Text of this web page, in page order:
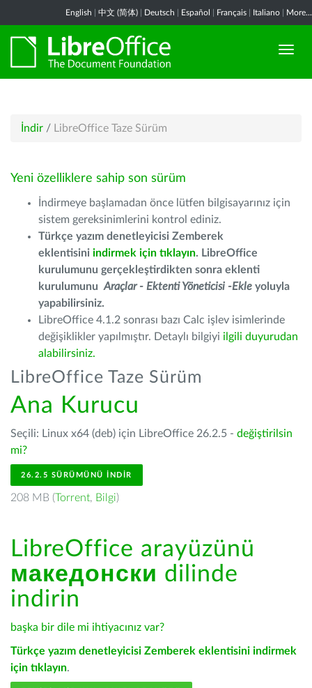
English 中文 (简体) Deutsch Español Français Italiano More...
İndir / LibreOffice Taze Sürüm
Yeni özelliklere sahip son sürüm
İndirmeye başlamadan önce lütfen bilgisayarınız için
sistem gereksinimlerini kontrol ediniz.
Türkçe yazım denetleyicisi Zemberek
eklentisini indirmek için tıklayın. LibreOffice
kurulumunu gerçekleştirdikten sonra eklenti
kurulumunu Araçlar - Ektenti Yöneticisi -Ekle yoluyla
yapabilirsiniz.
LibreOffice 4.1.2 sonrası bazı Calc işlev isimlerinde
değişiklikler yapılmıştır. Detaylı bilgiyi ilgili duyurudan
alabilirsiniz.
LibreOffice Taze Sürüm
Ana Kurucu
Seçili: Linux x64 (deb) için LibreOffice 26.2.5 - değiştirilsin
mi?
26.2.5 SÜRÜMÜNÜ İNDIR
208 MB (Torrent, Bilgi)
LibreOffice arayüzünü
македонски dilinde
indirin
başka bir dile mi ihtiyacınız var?
Türkçe yazım denetleyicisi Zemberek eklentisini indirmek
için tıklayın.